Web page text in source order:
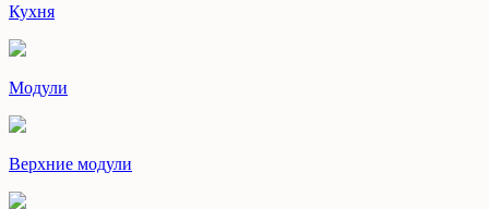
Кухня
Модули
Верхние модули